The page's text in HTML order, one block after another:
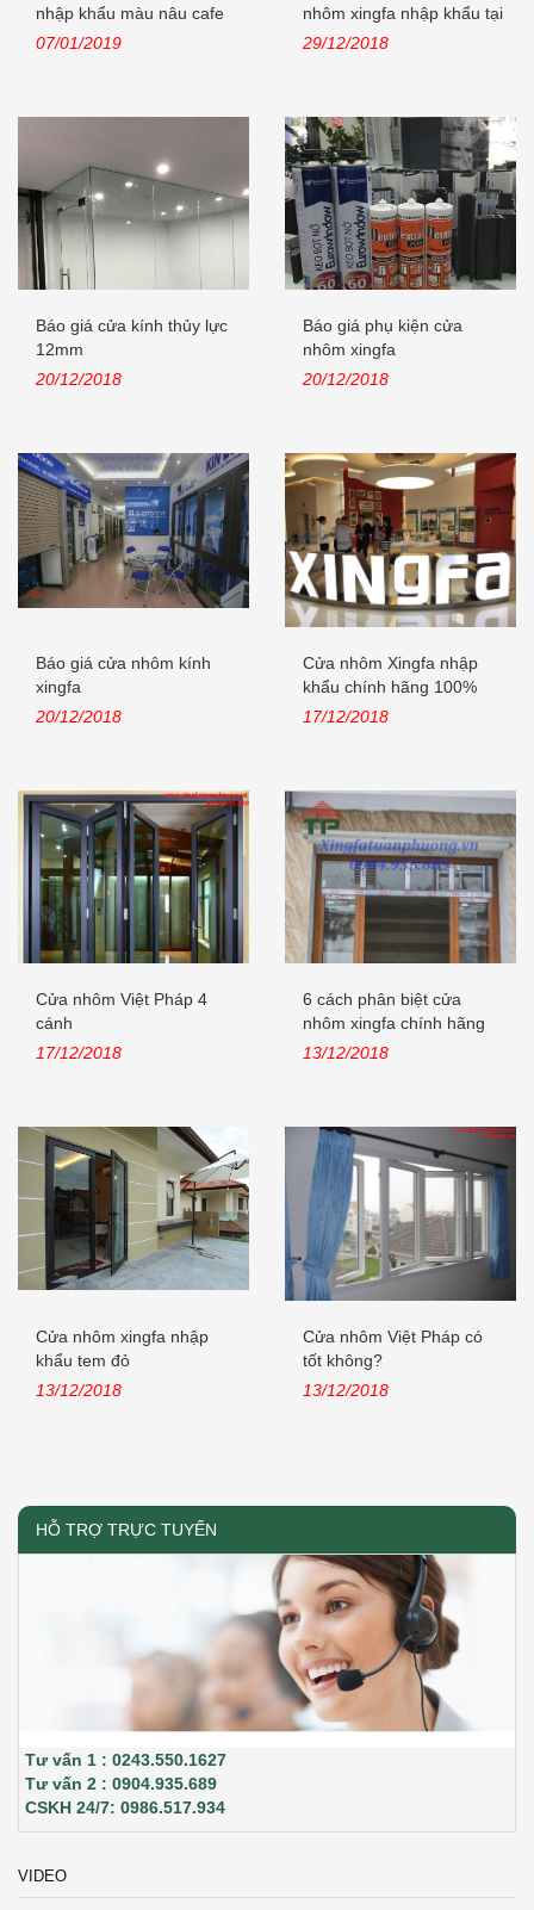
nhập khẩu màu nâu cafe
tại...
07/01/2019
nhôm xingfa nhập khẩu tại
Lê...
29/12/2018
Báo giá cửa kính thủy lực
12mm
20/12/2018
Báo giá phụ kiện cửa
nhôm xingfa
20/12/2018
Báo giá cửa nhôm kính
xingfa
20/12/2018
Cửa nhôm Xingfa nhập
khẩu chính hãng 100%
Quảng Đông,...
17/12/2018
Cửa nhôm Việt Pháp 4
cánh
17/12/2018
6 cách phân biệt cửa
nhôm xingfa chính hãng
nhập khẩu
13/12/2018
Cửa nhôm xingfa nhập
khẩu tem đỏ
13/12/2018
Cửa nhôm Việt Pháp có
tốt không?
13/12/2018
HỖ TRỢ TRỰC TUYẾN
Tư vấn 1 : 0243.550.1627
Tư vấn 2 : 0904.935.689
CSKH 24/7: 0986.517.934
VIDEO